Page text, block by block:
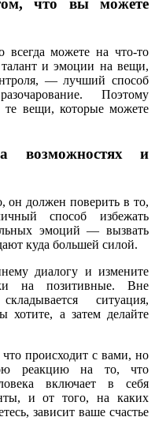
что вы можете
можете на что-то
и эмоции на вещи,
— лучший способ
Поэтому
те вещи, которые можете
возможностях и
он должен поверить в то,
способ избежать
эмоций — вызвать
куда большей силой.
диалогу и измените
на позитивные. Вне
ситуация,
хотите, а затем делайте
происходит с вами, но
реакцию на то, что
включает в себя
и от того, на каких
зависит ваше счастье